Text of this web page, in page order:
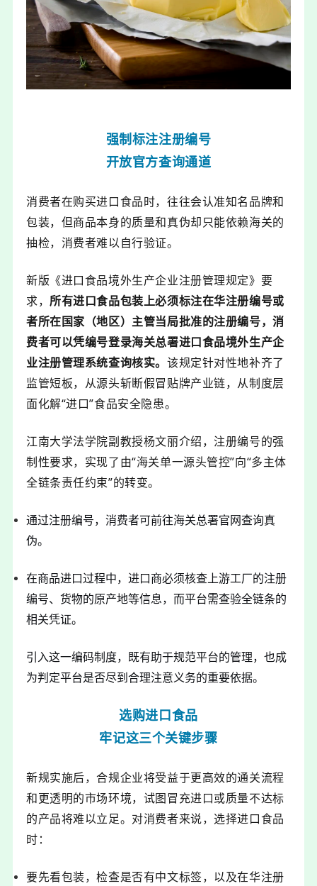
强制标注注册编号
开放官方查询通道
消费者在购买进口食品时，往往会认准知名品牌和
包装，但商品本身的质量和真伪却只能依赖海关的
抽检，消费者难以自行验证。
新版《进口食品境外生产企业注册管理规定》要
求，所有进口食品包装上必须标注在华注册编号或
者所在国家（地区）主管当局批准的注册编号，消
费者可以凭编号登录海关总署进口食品境外生产企
业注册管理系统查询核实。 该规定针对性地补齐了
监管短板，从源头斩断假冒贴牌产业链，从制度层
面化解“进口”食品安全隐患。
江南大学法学院副教授杨文丽介绍，注册编号的强
制性要求，实现了由“海关单一源头管控”向“多主体
全链条责任约束”的转变。
通过注册编号，消费者可前往海关总署官网查询真
伪。
在商品进口过程中，进口商必须核查上游工厂的注册
编号、货物的原产地等信息，而平台需查验全链条的
相关凭证。
引入这一编码制度，既有助于规范平台的管理，也成
为判定平台是否尽到合理注意义务的重要依据。
选购进口食品
牢记这三个关键步骤
新规实施后，合规企业将受益于更高效的通关流程
和更透明的市场环境，试图冒充进口或质量不达标
的产品将难以立足。对消费者来说，选择进口食品
时：
要先看包装，检查是否有中文标签，以及在华注册